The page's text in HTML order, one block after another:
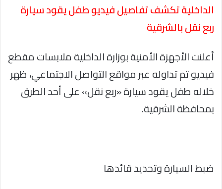
الداخلية تكشف تفاصيل فيديو طفل يقود سيارة
ربع نقل بالشرقية
أعلنت الأجهزة الأمنية بوزارة الداخلية ملابسات مقطع
فيديو تم تداوله عبر مواقع التواصل الاجتماعي، ظهر
خلاله طفل يقود سيارة «ربع نقل» على أحد الطرق
بمحافظة الشرقية.
ضبط السيارة وتحديد قائدها